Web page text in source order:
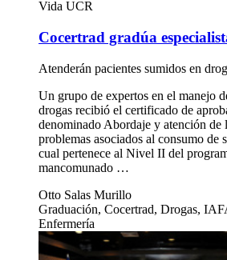
Vida UCR
Cocertrad gradúa
Atenderán pacientes sumidos en
Un grupo de expertos en el manejo
drogas recibió el certificado de
denominado Abordaje y atención de
problemas asociados al consumo de
cual pertenece al Nivel II del
mancomunado …
Otto Salas Murillo
Graduación, Cocertrad, Drogas,
Enfermería